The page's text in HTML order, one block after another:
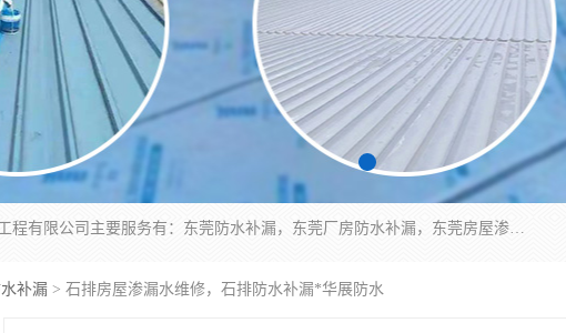
东莞市华展防水补漏装饰工程有限公司主要服务有：东莞防水补漏，东莞厂房防水补漏，东莞房屋渗漏水维修，楼面漏水维修，裂缝补漏，伸缩缝补漏，卫生间防水改造，厕所漏水补漏，外墙窗台补漏，电梯井堵漏，地下车库防水引水工程等
补漏 > 石排房屋渗漏水维修，石排防水补漏*华展防水